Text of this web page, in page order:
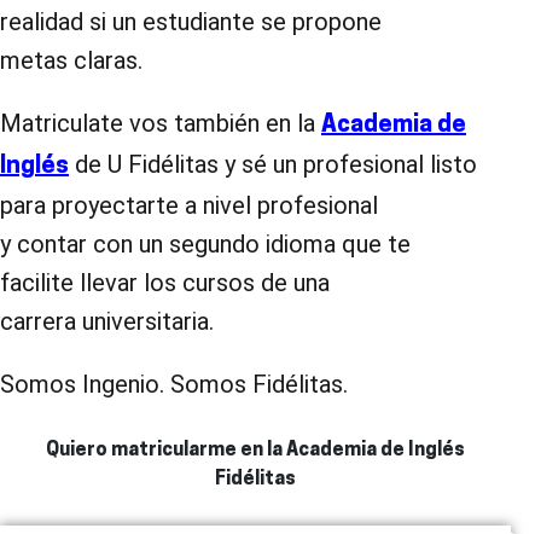
realidad si un estudiante se propone
metas claras.
Matriculate vos también en la Academia de
Inglés de U Fidélitas y sé un profesional listo
para proyectarte a nivel profesional
y contar con un segundo idioma que te
facilite llevar los cursos de una
carrera universitaria.
Somos Ingenio. Somos Fidélitas.
Quiero matricularme en la Academia de Inglés
Fidélitas